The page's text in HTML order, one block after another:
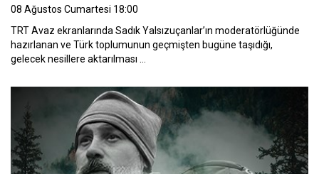
08 Ağustos Cumartesi 18:00
TRT Avaz ekranlarında Sadık Yalsızuçanlar’ın moderatörlüğünde
hazırlanan ve Türk toplumunun geçmişten bugüne taşıdığı,
gelecek nesillere aktarılması …